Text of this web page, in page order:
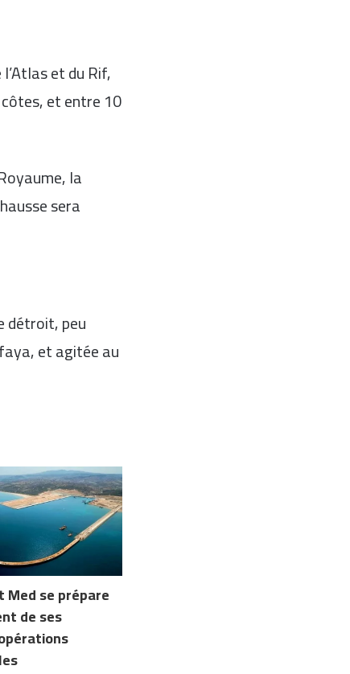
et du Rif,
et entre 10
la
sera
détroit, peu
et agitée au
Med se prépare
de ses